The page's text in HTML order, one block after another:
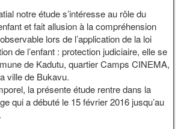
notre étude s’intéresse au rôle du
et fait allusion à la compréhension
lors de l’application de la loi
de l’enfant : protection judiciaire, elle se
de Kadutu, quartier Camps CINEMA,
ville de Bukavu.
la présente étude rentre dans la
qui a débuté le 15 février 2016 jusqu’au